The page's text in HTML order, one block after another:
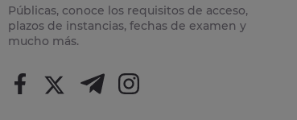
Públicas, conoce los requisitos de acceso,
plazos de instancias, fechas de examen y
mucho más.